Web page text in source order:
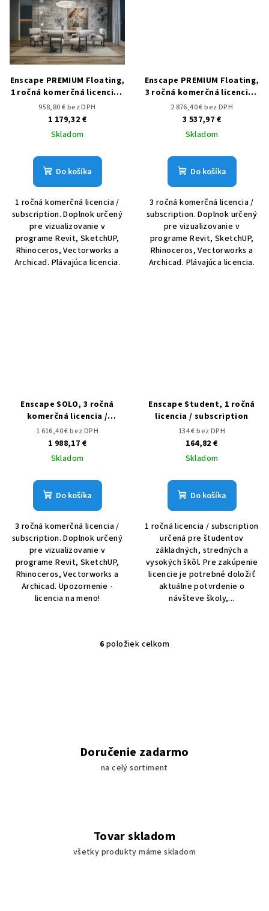
Enscape PREMIUM Floating,
1 ročná komerčná licencia /
subscription
958,80 € bez DPH
1 179,32 €
Skladom
Do košíka
1 ročná komerčná licencia /
subscription. Doplnok určený
pre vizualizovanie v
programe Revit, SketchUP,
Rhinoceros, Vectorworks a
Archicad. Plávajúca licencia.
Enscape PREMIUM Floating,
3 ročná komerčná licencia /
subscription
2 876,40 € bez DPH
3 537,97 €
Skladom
Do košíka
3 ročná komerčná licencia /
subscription. Doplnok určený
pre vizualizovanie v
programe Revit, SketchUP,
Rhinoceros, Vectorworks a
Archicad. Plávajúca licencia.
Enscape SOLO, 3 ročná
komerčná licencia /
subscription
1 616,40 € bez DPH
1 988,17 €
Skladom
Do košíka
3 ročná komerčná licencia /
subscription. Doplnok určený
pre vizualizovanie v
programe Revit, SketchUP,
Rhinoceros, Vectorworks a
Archicad. Upozornenie -
licencia na meno!
Enscape Student, 1 ročná
licencia / subscription
134 € bez DPH
164,82 €
Skladom
Do košíka
1 ročná licencia / subscription
určená pre študentov
základných, stredných a
vysokých škôl. Pre zakúpenie
licencie je potrebné doložiť
aktuálne potvrdenie o
návšteve školy,...
O
i
e
p
y
v
ý
6 položiek celkom
Doručenie zadarmo
na celý sortiment
Tovar skladom
všetky produkty máme skladom